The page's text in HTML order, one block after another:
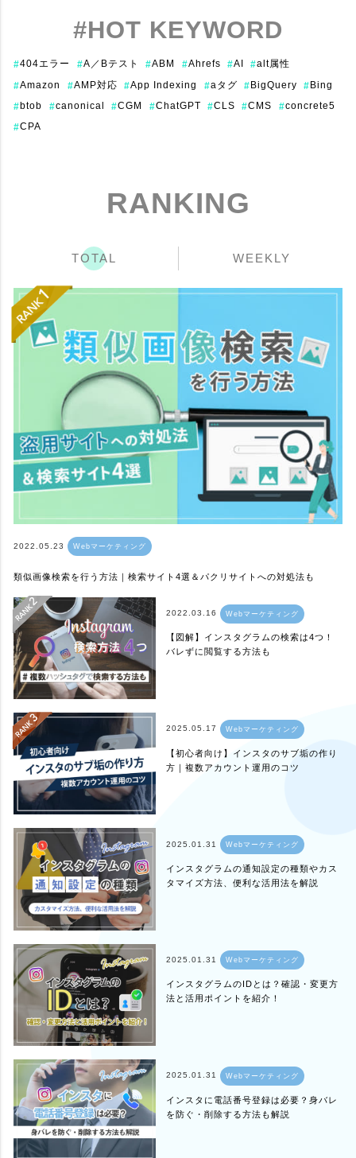
#HOT KEYWORD
#404エラー #A／Bテスト #ABM #Ahrefs #AI #alt属性
#Amazon #AMP対応 #App Indexing #aタグ #BigQuery #Bing
#btob #canonical #CGM #ChatGPT #CLS #CMS #concrete5
#CPA
RANKING
TOTAL WEEKLY
2022.05.23 Webマーケティング
類似画像検索を行う方法｜検索サイト4選＆パクリサイトへの対処法も
2022.03.16 Webマーケティング
【図解】インスタグラムの検索は4つ！
バレずに閲覧する方法も
2025.05.17 Webマーケティング
【初心者向け】インスタのサブ垢の作り
方｜複数アカウント運用のコツ
2025.01.31 Webマーケティング
インスタグラムの通知設定の種類やカス
タマイズ方法、便利な活用法を解説
2025.01.31 Webマーケティング
インスタグラムのIDとは？確認・変更方
法と活用ポイントを紹介！
2025.01.31 Webマーケティング
インスタに電話番号登録は必要？身バレ
を防ぐ・削除する方法も解説